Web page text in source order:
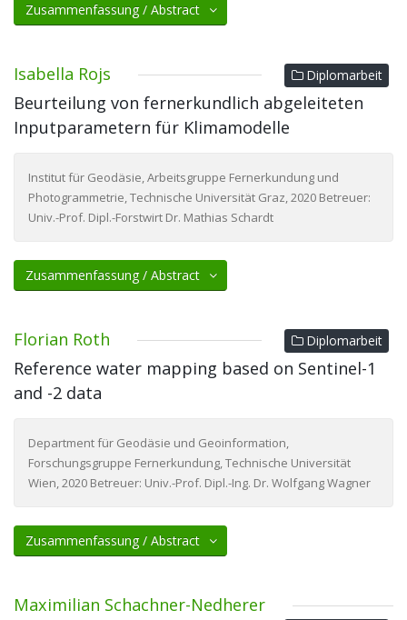
Zusammenfassung / Abstract
Isabella Rojs Diplomarbeit
Beurteilung von fernerkundlich abgeleiteten
Inputparametern für Klimamodelle
Institut für Geodäsie, Arbeitsgruppe Fernerkundung und
Photogrammetrie, Technische Universität Graz, 2020 Betreuer:
Univ.-Prof. Dipl.-Forstwirt Dr. Mathias Schardt
Zusammenfassung / Abstract
Florian Roth Diplomarbeit
Reference water mapping based on Sentinel-1
and -2 data
Department für Geodäsie und Geoinformation,
Forschungsgruppe Fernerkundung, Technische Universität
Wien, 2020 Betreuer: Univ.-Prof. Dipl.-Ing. Dr. Wolfgang Wagner
Zusammenfassung / Abstract
Maximilian Schachner-Nedherer